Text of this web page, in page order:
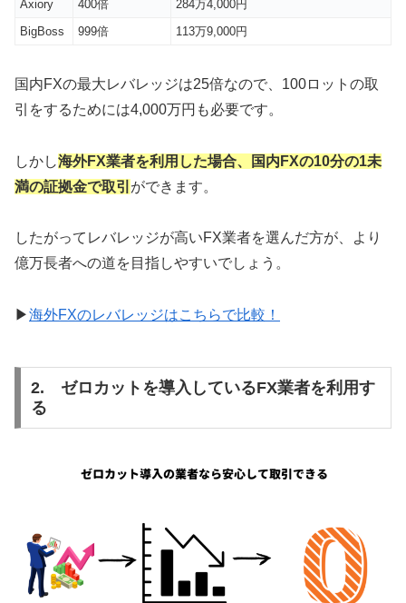
Axiory
400倍
284万4,000円
BigBoss
999倍 113万9,000円
国内FXの最大レバレッジは25倍なので、100ロットの取
引をするためには4,000万円も必要です。
しかし海外FX業者を利用した場合、国内FXの10分の1未
満の証拠金で取引 ができます。
したがってレバレッジが高いFX業者を選んだ方が、より
億万長者への道を目指しやすいでしょう。
▶海外FXのレバレッジはこちらで比較！
2. ゼロカットを導入しているFX業者を利用す
る